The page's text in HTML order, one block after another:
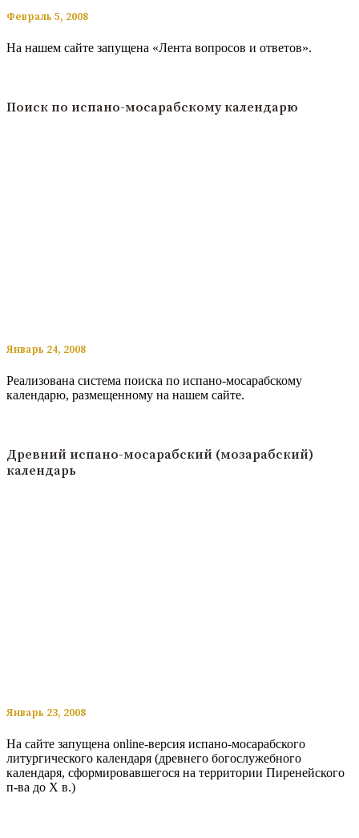
​​Февраль 5, 2008
На нашем сайте запущена «Лента вопросов и ответов».
Поиск по испано-мосарабскому календарю
​​Январь 24, 2008
Реализована система поиска по испано-мосарабскому
календарю, размещенному на нашем сайте.
Древний испано-мосарабский (мозарабский)
календарь
​​Январь 23, 2008
На сайте запущена online-версия испано-мосарабского
литургического календаря (древнего богослужебного
календаря, сформировавшегося на территории Пиренейского
п-ва до X в.)